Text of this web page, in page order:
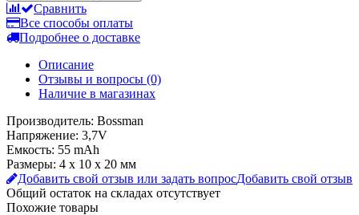
Сравнить
Все способы оплаты
Подробнее о доставке
Описание
Отзывы и вопросы (0)
Наличие в магазинах
Производитель: Bossman
Напряжение: 3,7V
Емкость: 55 mAh
Размеры: 4 х 10 х 20 мм
Добавить свой отзыв или задать вопросДобавить свой отзыв
Общий остаток на складах отсутствует
Похожие товары